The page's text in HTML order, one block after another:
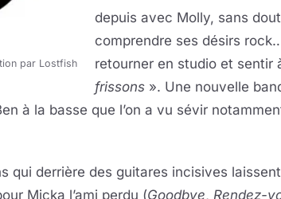
par Lostfish
depuis avec Molly, sans
comprendre ses désirs
retourner en studio et sentir
frissons ». Une nouvelle
à la basse que l’on a vu sévir
qui derrière des guitares incisives
Micka l’ami perdu (Goodbye, Rendez-